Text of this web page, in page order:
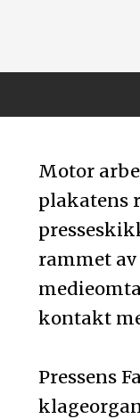
Motor
plakatens
rammet
kontakt
Pressens